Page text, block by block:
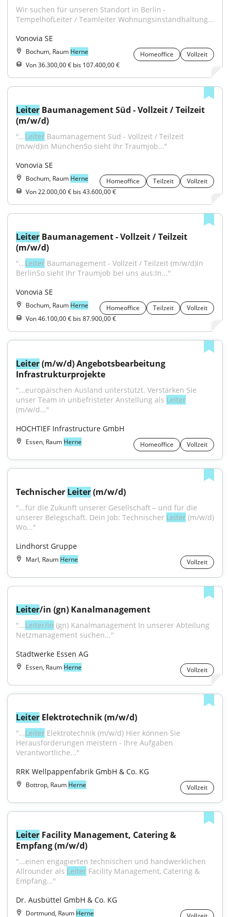
Wir suchen für unseren Standort in Berlin -
TempelhofLeiter / Teamleiter Wohnungsinstandhaltung...
Vonovia SE
Bochum, Raum Herne Homeoffice
Vollzeit
Von 36.300,00 € bis 107.400,00 €
Leiter Baumanagement Süd - Vollzeit / Teilzeit
(m/w/d)
"...Leiter Baumanagement Süd - Vollzeit / Teilzeit
(m/w/d)in MünchenSo sieht Ihr Traumjob..."
Vonovia SE
Bochum, Raum Herne Homeoffice Teilzeit
Vollzeit
Von 22.000,00 € bis 43.600,00 €
Leiter Baumanagement - Vollzeit / Teilzeit
(m/w/d)
"...Leiter Baumanagement - Vollzeit / Teilzeit (m/w/d)in
BerlinSo sieht Ihr Traumjob bei uns aus:In..."
Vonovia SE
Bochum, Raum Herne Homeoffice Teilzeit
Vollzeit
Von 46.100,00 € bis 87.900,00 €
Leiter (m/w/d) Angebotsbearbeitung
Infrastrukturprojekte
"...europäischen Ausland unterstützt. Verstärken Sie
unser Team in unbefristeter Anstellung als Leiter
(m/w/d..."
HOCHTIEF Infrastructure GmbH
Essen, Raum Herne Homeoffice Vollzeit
Technischer Leiter (m/w/d)
"...für die Zukunft unserer Gesellschaft – und für die
unserer Belegschaft. Dein Job: Technischer Leiter (m/w/d)
Wo..."
Lindhorst Gruppe
Marl, Raum Herne Vollzeit
Leiter/in (gn) Kanalmanagement
"...Leiter/in (gn) Kanalmanagement In unserer Abteilung
Netzmanagement suchen..."
Stadtwerke Essen AG
Essen, Raum Herne Vollzeit
Leiter Elektrotechnik (m/w/d)
"...Leiter Elektrotechnik (m/w/d) Hier können Sie
Herausforderungen meistern - Ihre Aufgaben
Verantwortliche..."
RRK Wellpappenfabrik GmbH & Co. KG
Bottrop, Raum Herne Vollzeit
Leiter Facility Management, Catering &
Empfang (m/w/d)
"...einen engagierten technischen und handwerklichen
Allrounder als Leiter Facility Management, Catering &
Empfang..."
Dr. Ausbüttel GmbH & Co. KG
Dortmund, Raum Herne